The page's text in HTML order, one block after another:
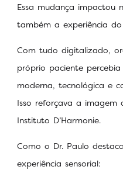
Essa mudança impactou
também a experiência
Com tudo digitalizado,
próprio paciente
moderna, tecnológica e
Isso reforçava a imagem
Instituto D’Harmonie.
Como o Dr. Paulo
experiência sensorial: